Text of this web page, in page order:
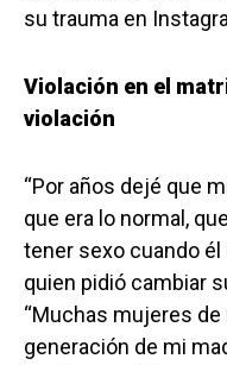
su trauma en
Violación en el
violación
“Por años dejé que
que era lo normal,
tener sexo cuando él
quien pidió cambiar
“Muchas mujeres
generación de mi